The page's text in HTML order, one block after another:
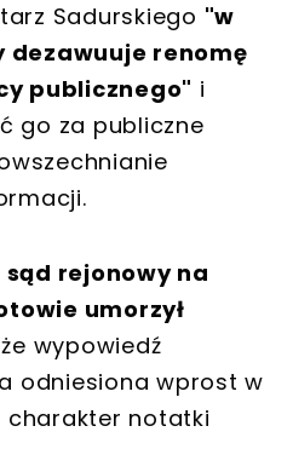
Sadurskiego "w
dezawuuje renomę
publicznego" i
go za publiczne
sąd rejonowy na
umorzył
wypowiedź
odniesiona wprost w
charakter notatki